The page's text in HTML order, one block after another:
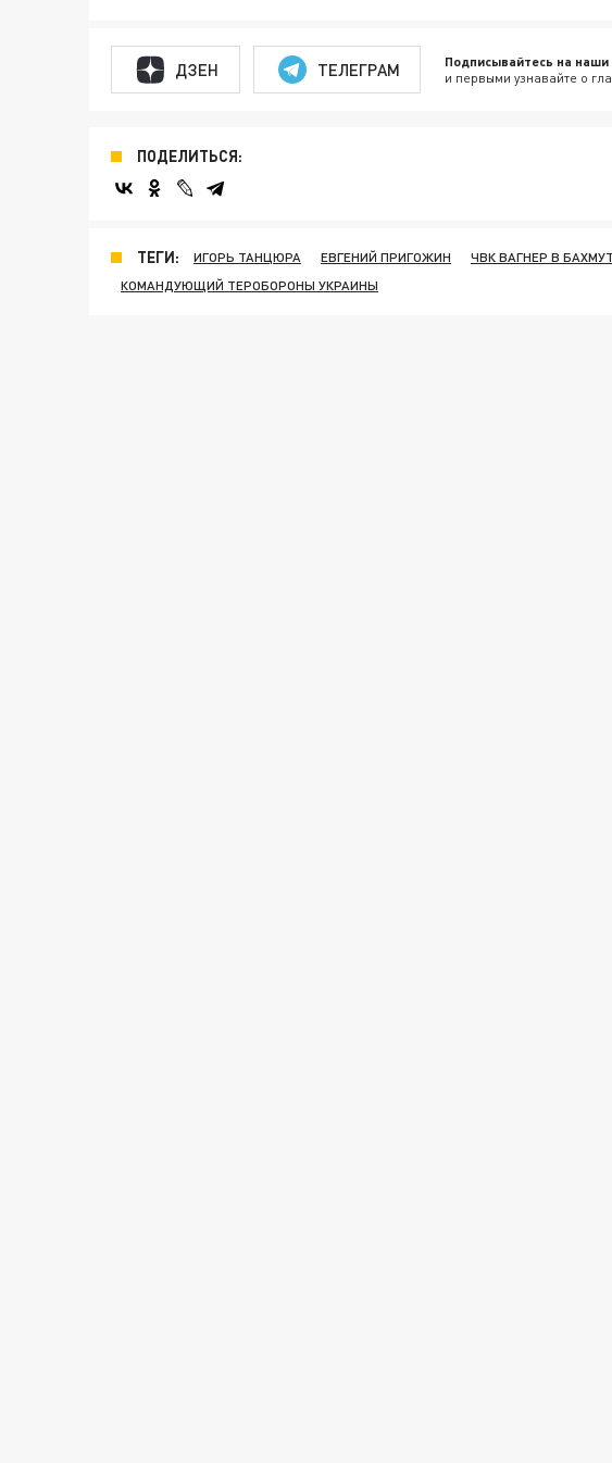
ДЗЕН ТЕЛЕГРАМ Подписывайтесь на наши
и первыми узнавайте о
ПОДЕЛИТЬСЯ:
ТЕГИ: ИГОРЬ ТАНЦЮРА ЕВГЕНИЙ ПРИГОЖИН ЧВК ВАГНЕР В
КОМАНДУЮЩИЙ ТЕРОБОРОНЫ УКРАИНЫ